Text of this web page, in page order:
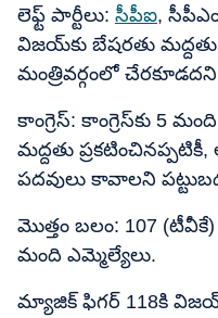
లెఫ్ట్ పార్టీలు: సీపీఐ,
విజయ్‌కు బేషరతు
మంత్రివర్గంలో చేరకూడదని
కాంగ్రెస్: కాంగ్రెస్‌కు 5
మద్దతు ప్రకటించినప్పటికీ,
పదవులు కావాలని
మొత్తం బలం: 107 (టీవీకే)
మంది ఎమ్మెల్యేలు.
మ్యాజిక్ ఫిగర్ 118కి విజయ్